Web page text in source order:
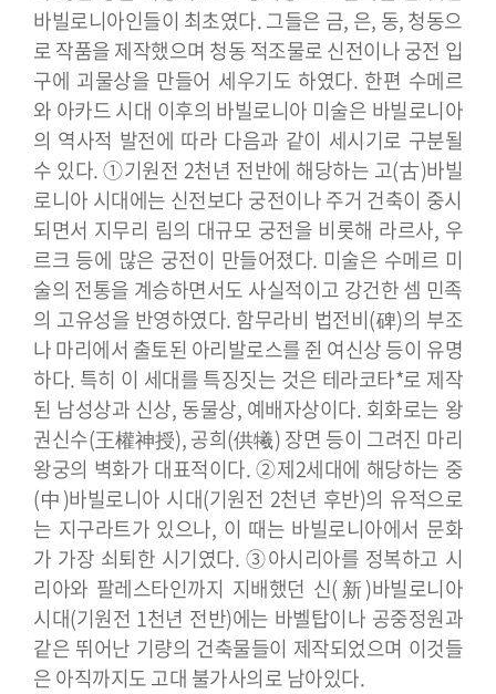
바빌로니아인들이 최초였다. 그들은 금, 은, 동, 청동으
로 작품을 제작했으며 청동 적조물로 신전이나 궁전 입
구에 괴물상을 만들어 세우기도 하였다. 한편 수메르
와 아카드 시대 이후의 바빌로니아 미술은 바빌로니아
의 역사적 발전에 따라 다음과 같이 세시기로 구분될
수 있다. ①기원전 2천년 전반에 해당하는 고(古)바빌
로니아 시대에는 신전보다 궁전이나 주거 건축이 중시
되면서 지무리 림의 대규모 궁전을 비롯해 라르사, 우
르크 등에 많은 궁전이 만들어졌다. 미술은 수메르 미
술의 전통을 계승하면서도 사실적이고 강건한 셈 민족
의 고유성을 반영하였다. 함무라비 법전비(碑)의 부조
나 마리에서 출토된 아리발로스를 쥔 여신상 등이 유명
하다. 특히 이 세대를 특징짓는 것은 테라코타*로 제작
된 남성상과 신상, 동물상, 예배자상이다. 회화로는 왕
권신수(王權神授), 공희(供犧) 장면 등이 그려진 마리
왕궁의 벽화가 대표적이다.②제2세대에 해당하는 중
(中)바빌로니아 시대(기원전 2천년 후반)의 유적으로
는 지구라트가 있으나, 이 때는 바빌로니아에서 문화
가 가장 쇠퇴한 시기였다. ③아시리아를 정복하고 시
리아와 팔레스타인까지 지배했던 신(新)바빌로니아
시대(기원전 1천년 전반)에는 바벨탑이나 공중정원과
같은 뛰어난 기량의 건축물들이 제작되었으며 이것들
은 아직까지도 고대 불가사의로 남아있다.